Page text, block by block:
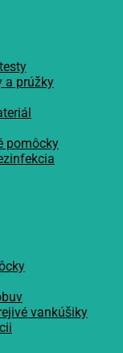
a prúžky
pomôcky
vankúšiky